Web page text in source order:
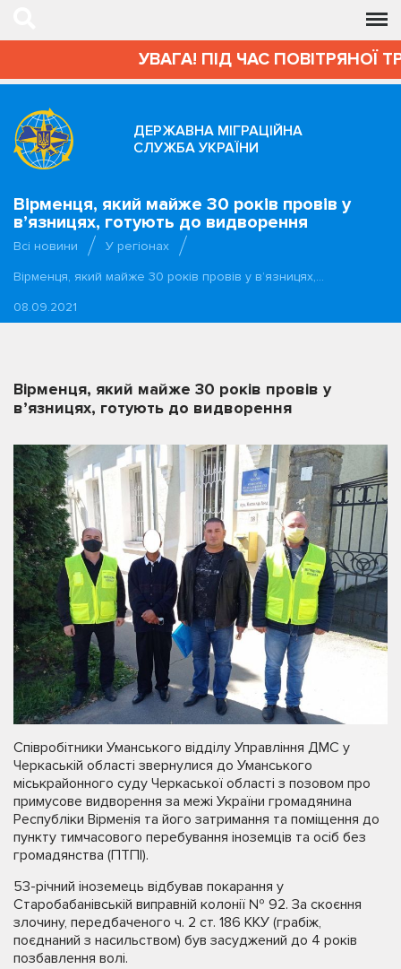
УВАГА! ПІД ЧАС ПОВІТРЯНОЇ
ДЕРЖАВНА МІГРАЦІЙНА
СЛУЖБА УКРАЇНИ
Вірменця, який майже 30 років провів у
в’язницях, готують до видворення
Всі новини
У регіонах
Вірменця, який майже 30 років провів у в’язницях,…
08.09.2021
Вірменця, який майже 30 років провів у
в’язницях, готують до видворення
Співробітники Уманського відділу Управління ДМС у
Черкаській області звернулися до Уманського
міськрайонного суду Черкаської області з позовом про
примусове видворення за межі України громадянина
Республіки Вірменія та його затримання та поміщення до
пункту тимчасового перебування іноземців та осіб без
громадянства (ПТПІ).
53-річний іноземець відбував покарання у
Старобабанівській виправній колонії № 92. За скоєння
злочину, передбаченого ч. 2 ст. 186 ККУ (грабіж,
поєднаний з насильством) був засуджений до 4 років
позбавлення волі.